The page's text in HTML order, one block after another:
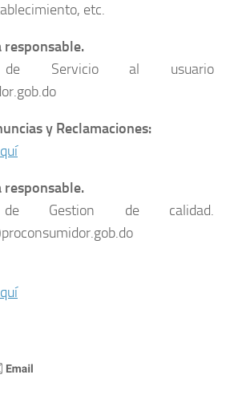
etc.
responsable.
de Servicio al usuario
y Reclamaciones:
responsable.
de Gestion de calidad.